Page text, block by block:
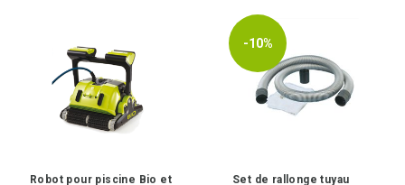
Robot pour piscine Bio et
-10%
Set de rallonge tuyau